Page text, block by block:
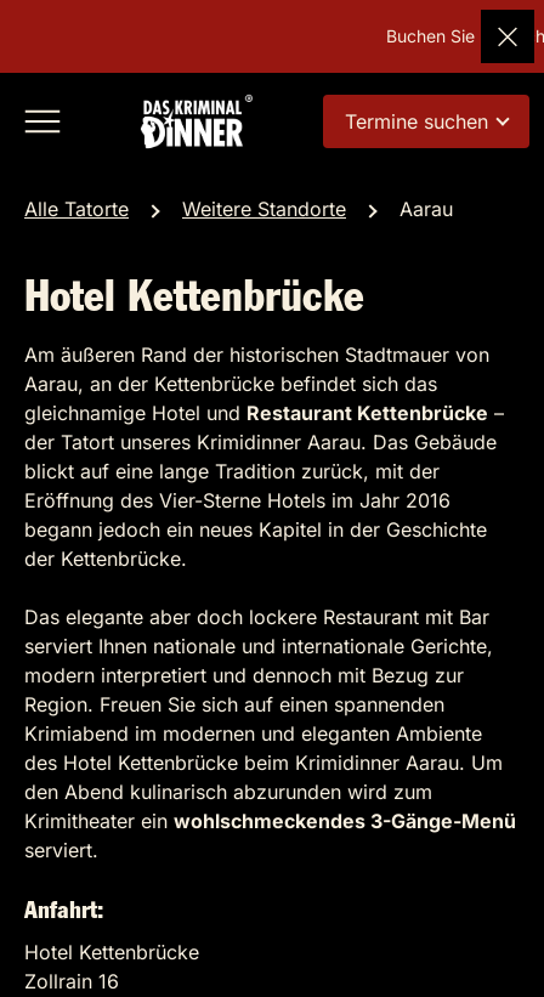
Buchen Sie
Termine suchen
Alle Tatorte Weitere Standorte Aarau
Hotel Kettenbrücke
Am äußeren Rand der historischen Stadtmauer von
Aarau, an der Kettenbrücke befindet sich das
gleichnamige Hotel und Restaurant Kettenbrücke –
der Tatort unseres Krimidinner Aarau. Das Gebäude
blickt auf eine lange Tradition zurück, mit der
Eröffnung des Vier-Sterne Hotels im Jahr 2016
begann jedoch ein neues Kapitel in der Geschichte
der Kettenbrücke.
Das elegante aber doch lockere Restaurant mit Bar
serviert Ihnen nationale und internationale Gerichte,
modern interpretiert und dennoch mit Bezug zur
Region. Freuen Sie sich auf einen spannenden
Krimiabend im modernen und eleganten Ambiente
des Hotel Kettenbrücke beim Krimidinner Aarau. Um
den Abend kulinarisch abzurunden wird zum
Krimitheater ein wohlschmeckendes 3-Gänge-Menü
serviert.
Anfahrt:
Hotel Kettenbrücke
Zollrain 16